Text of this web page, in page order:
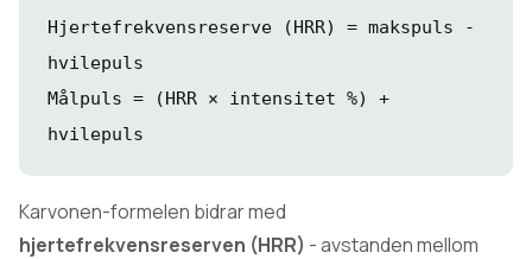
Hjertefrekvensreserve (HRR) = makspuls -
hvilepuls
Målpuls = (HRR × intensitet %) +
hvilepuls
Karvonen-formelen bidrar med
hjertefrekvensreserven (HRR) - avstanden mellom